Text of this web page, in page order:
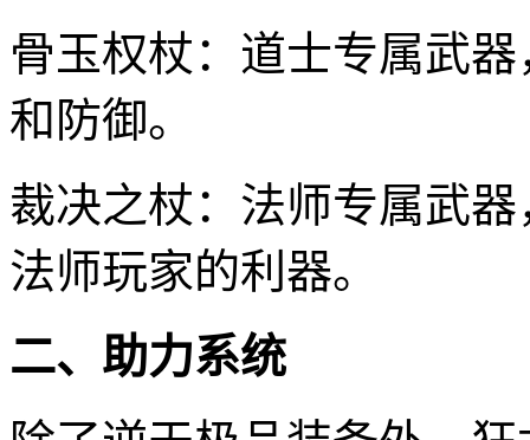
骨玉权杖：道士专属武
和防御。
裁决之杖：法师专属武
法师玩家的利器。
二、助力系统